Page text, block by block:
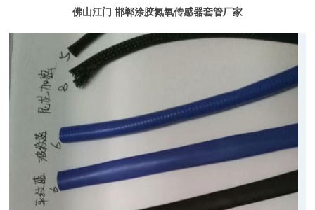
佛山江门 邯郸涂胶氮氧传感器套管厂家